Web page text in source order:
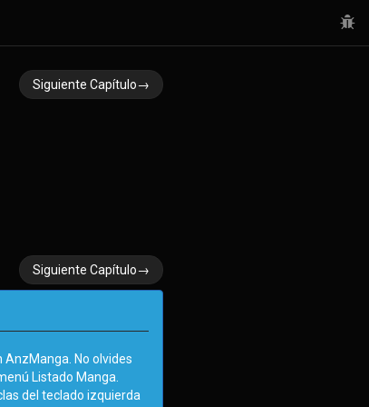
Siguiente Capítulo→
Siguiente Capítulo→
AnzManga. No olvides
Listado Manga.
del teclado izquierda